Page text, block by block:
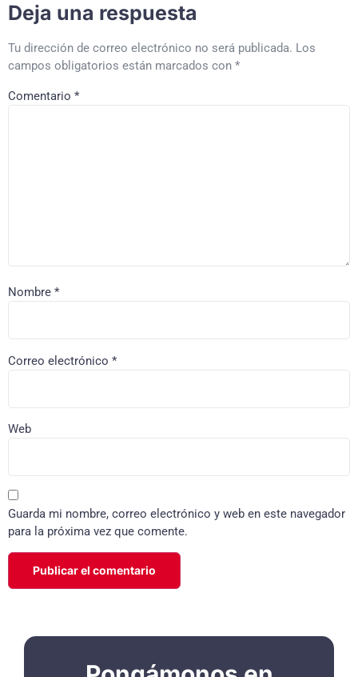
Deja una respuesta
Tu dirección de correo electrónico no será publicada. Los
campos obligatorios están marcados con *
Comentario *
Nombre *
Correo electrónico *
Web
Guarda mi nombre, correo electrónico y web en este navegador
para la próxima vez que comente.